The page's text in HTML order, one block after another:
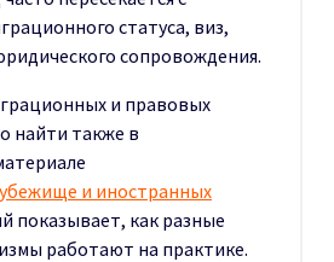
статуса, виз,
сопровождения.
и правовых
найти также в
и иностранных
показывает, как разные
работают на практике.